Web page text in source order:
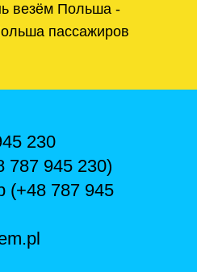
везём Польша -
пассажиров
230
787 945 230)
(+48 787 945